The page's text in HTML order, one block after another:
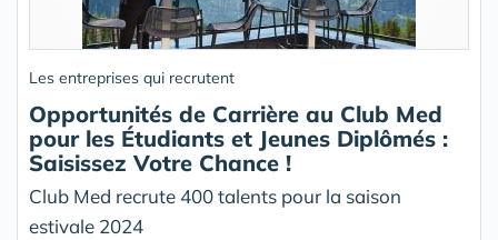
Les entreprises qui recrutent
Opportunités de Carrière au Club Med
pour les Étudiants et Jeunes Diplômés :
Saisissez Votre Chance !
Club Med recrute 400 talents pour la saison
estivale 2024